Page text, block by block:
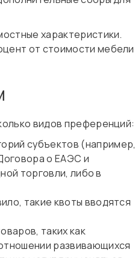
характеристики.
от стоимости мебели
видов преференций:
субъектов (например,
о ЕАЭС и
торговли, либо в
такие квоты вводятся
таких как
развивающихся